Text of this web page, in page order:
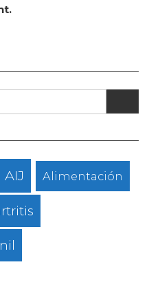
AIJ Alimentación